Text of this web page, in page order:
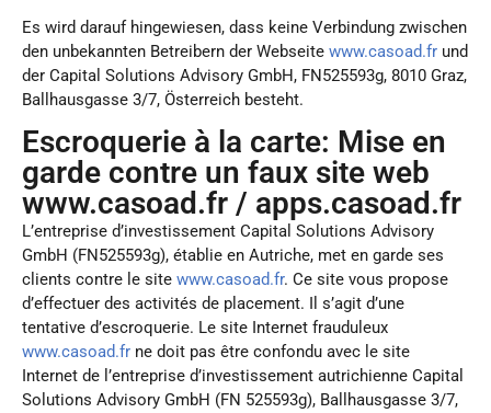
Login
Benutzername / Email
Password
Log In
Wenn Sie noch keinen Benutzer haben,registrieren Sie sich hier
Es wird darauf hingewiesen, dass keine Verbindung zwischen
den unbekannten Betreibern der Webseite www.casoad.fr und
der Capital Solutions Advisory GmbH, FN525593g, 8010 Graz,
Ballhausgasse 3/7, Österreich besteht.
Escroquerie à la carte: Mise en
garde contre un faux site web
www.casoad.fr / apps.casoad.fr
L’entreprise d’investissement Capital Solutions Advisory
GmbH (FN525593g), établie en Autriche, met en garde ses
clients contre le site www.casoad.fr. Ce site vous propose
d’effectuer des activités de placement. Il s’agit d’une
tentative d’escroquerie. Le site Internet frauduleux
www.casoad.fr ne doit pas être confondu avec le site
Internet de l’entreprise d’investissement autrichienne Capital
Solutions Advisory GmbH (FN 525593g), Ballhausgasse 3/7,